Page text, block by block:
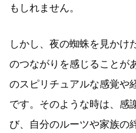
もしれません。
しかし、夜の蜘蛛を見かけ
のつながりを感じることが
のスピリチュアルな感覚や
です。そのような時は、感
び、自分のルーツや家族の